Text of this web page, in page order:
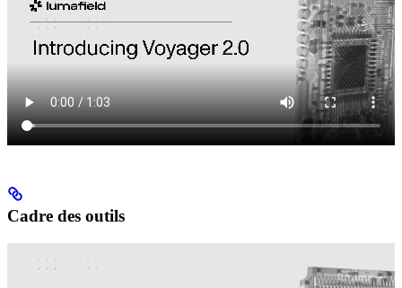
Cadre des outils